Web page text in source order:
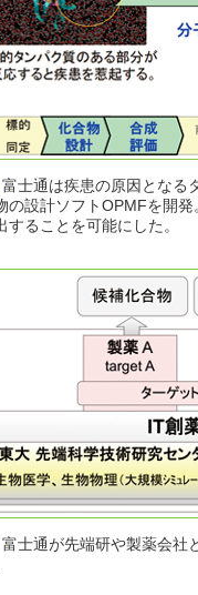
富士通は疾患の原因となる
の設計ソフトOPMFを開
することを可能にした。
富士通が先端研や製薬会社